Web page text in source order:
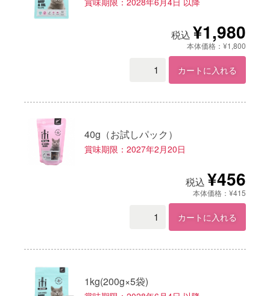
税込 ¥1,980
本体価格：¥1,800
カートに入れる
40g（お試しパック）
賞味期限：2027年2月20日
税込 ¥456
本体価格：¥415
カートに入れる
1kg(200g×5袋)